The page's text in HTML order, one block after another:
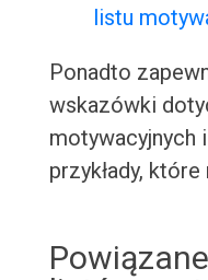
listu
Ponadto
wskazówki
motywacyjnych
przykłady,